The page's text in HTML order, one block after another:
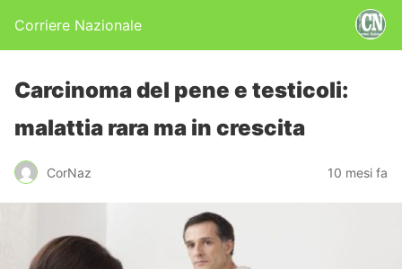
Corriere Nazionale
Carcinoma del pene e testicoli:
malattia rara ma in crescita
CorNaz 10 mesi fa